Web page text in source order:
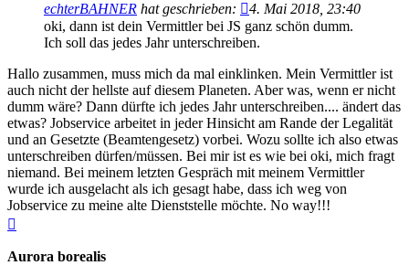
echterBAHNER hat geschrieben:
4. Mai 2018, 23:40
oki, dann ist dein Vermittler bei JS ganz schön dumm.
Ich soll das jedes Jahr unterschreiben.
Hallo zusammen, muss mich da mal einklinken. Mein Vermittler ist
auch nicht der hellste auf diesem Planeten. Aber was, wenn er nicht
dumm wäre? Dann dürfte ich jedes Jahr unterschreiben.... ändert das
etwas? Jobservice arbeitet in jeder Hinsicht am Rande der Legalität
und an Gesetzte (Beamtengesetz) vorbei. Wozu sollte ich also etwas
unterschreiben dürfen/müssen. Bei mir ist es wie bei oki, mich fragt
niemand. Bei meinem letzten Gespräch mit meinem Vermittler
wurde ich ausgelacht als ich gesagt habe, dass ich weg von
Jobservice zu meine alte Dienststelle möchte. No way!!!
Aurora borealis